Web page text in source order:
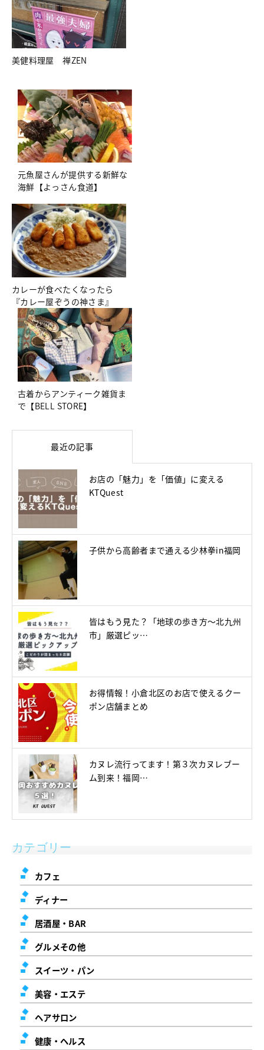
美健料理屋 禅ZEN
元魚屋さんが提供する新鮮な
海鮮【よっさん食道】
カレーが食べたくなったら
『カレー屋ぞうの神さま』
古着からアンティーク雑貨ま
で【BELL STORE】
最近の記事
お店の「魅力」を「価値」に変える
KTQuest
子供から高齢者まで通える少林拳in福岡
皆はもう見た？「地球の歩き方～北九州
市」厳選ピッ…
お得情報！小倉北区のお店で使えるクー
ポン店舗まとめ
カヌレ流行ってます！第３次カヌレブー
ム到来！福岡…
カテゴリー
カフェ
ディナー
居酒屋・BAR
グルメその他
スイーツ・パン
美容・エステ
ヘアサロン
健康・ヘルス